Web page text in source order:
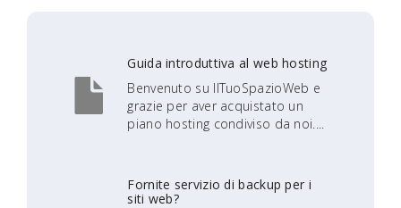
Guida introduttiva al web hosting
Benvenuto su IlTuoSpazioWeb e
grazie per aver acquistato un
piano hosting condiviso da noi....
Fornite servizio di backup per i
siti web?